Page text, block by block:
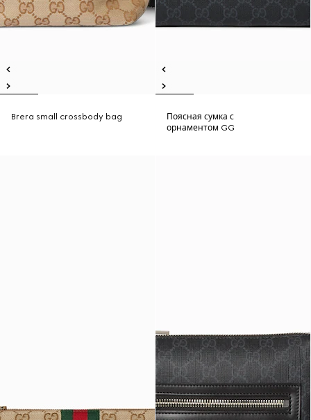
Brera small crossbody bag
Поясная сумка с
орнаментом GG